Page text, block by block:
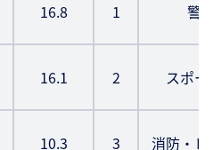
16.8 1 警
16.1 2 スポ
10.3 3
消防・